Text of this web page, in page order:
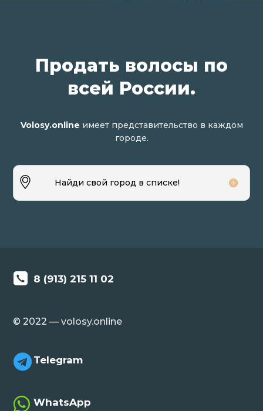
Продать волосы по
всей России.
Volosy.online имеет представительство в каждом
городе.
Найди свой город в списке!
8 (913) 215 11 02
© 2022 — volosy.online
 Telegram
 WhatsApp